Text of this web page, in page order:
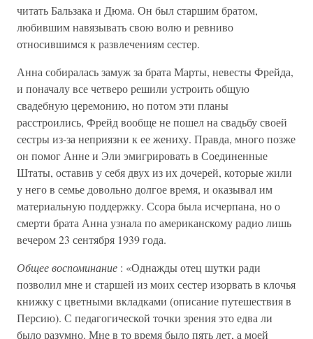
читать Бальзака и Дюма. Он был старшим братом,
любившим навязывать свою волю и ревниво
относившимся к развлечениям сестер.
Анна собиралась замуж за брата Марты, невесты Фрейда,
и поначалу все четверо решили устроить общую
свадебную церемонию, но потом эти планы
расстроились, Фрейд вообще не пошел на свадьбу своей
сестры из-за неприязни к ее жениху. Правда, много позже
он помог Анне и Эли эмигрировать в Соединенные
Штаты, оставив у себя двух из их дочерей, которые жили
у него в семье довольно долгое время, и оказывал им
материальную поддержку. Ссора была исчерпана, но о
смерти брата Анна узнала по американскому радио лишь
вечером 23 сентября 1939 года.
Общее воспоминание : «Однажды отец шутки ради
позволил мне и старшей из моих сестер изорвать в клочья
книжку с цветными вкладками (описание путешествия в
Персию). С педагогической точки зрения это едва ли
было разумно. Мне в то время было пять лет, а моей